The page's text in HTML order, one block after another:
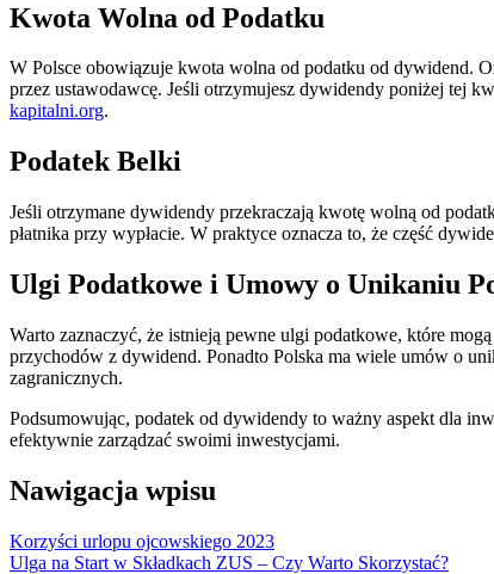
Kwota Wolna od Podatku
W Polsce obowiązuje kwota wolna od podatku od dywidend.
przez ustawodawcę. Jeśli otrzymujesz dywidendy poniżej tej
kapitalni.org.
Podatek Belki
Jeśli otrzymane dywidendy przekraczają kwotę wolną od
płatnika przy wypłacie. W praktyce oznacza to, że część
Ulgi Podatkowe i Umowy o Unikaniu
Warto zaznaczyć, że istnieją pewne ulgi podatkowe, które
przychodów z dywidend. Ponadto Polska ma wiele umów o
zagranicznych.
Podsumowując, podatek od dywidendy to ważny aspekt dla
efektywnie zarządzać swoimi inwestycjami.
Nawigacja wpisu
Korzyści urlopu ojcowskiego 2023
Ulga na Start w Składkach ZUS – Czy Warto Skorzystać?